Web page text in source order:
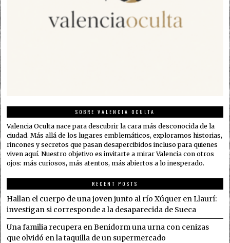
SOBRE VALENCIA OCULTA
Valencia Oculta nace para descubrir la cara más desconocida de la
ciudad. Más allá de los lugares emblemáticos, exploramos historias,
rincones y secretos que pasan desapercibidos incluso para quienes
viven aquí. Nuestro objetivo es invitarte a mirar Valencia con otros
ojos: más curiosos, más atentos, más abiertos a lo inesperado.
RECENT POSTS
Hallan el cuerpo de una joven junto al río Xúquer en Llaurí:
investigan si corresponde a la desaparecida de Sueca
Una familia recupera en Benidorm una urna con cenizas
que olvidó en la taquilla de un supermercado